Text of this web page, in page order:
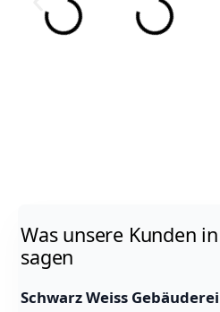
Was unsere Kunden
sagen
Schwarz Weiss